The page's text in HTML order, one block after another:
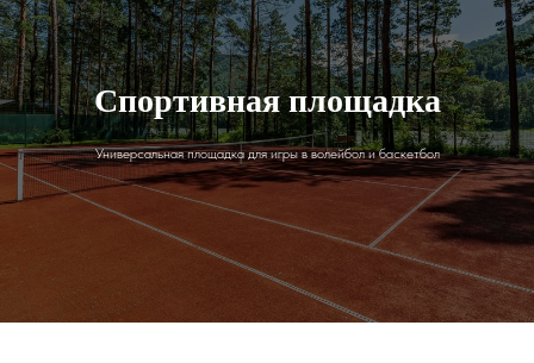
Спортивная площадка
Универсальная площадка для игры в волейбол и баскетбол